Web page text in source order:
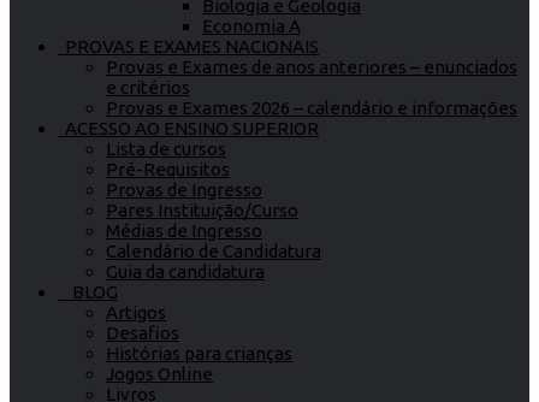
Biologia e Geologia
Economia A
PROVAS E EXAMES NACIONAIS
Provas e Exames de anos anteriores – enunciados
e critérios
Provas e Exames 2026 – calendário e informações
ACESSO AO ENSINO SUPERIOR
Lista de cursos
Pré-Requisitos
Provas de Ingresso
Pares Instituição/Curso
Médias de Ingresso
Calendário de Candidatura
Guia da candidatura
BLOG
Artigos
Desafios
Histórias para crianças
Jogos Online
Livros